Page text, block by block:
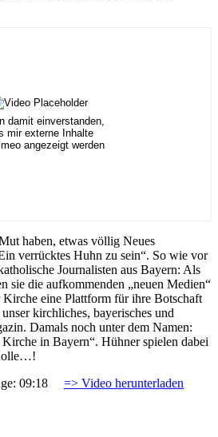
damit einverstanden,
mir externe Inhalte
angezeigt werden
haben, etwas völlig Neues
verrücktes Huhn zu sein“. So wie vor
Journalisten aus Bayern: Als
sie die aufkommenden „neuen Medien“
Kirche eine Plattform für ihre Botschaft
kirchliches, bayerisches und
Damals noch unter dem Namen:
in Bayern“. Hühner spielen dabei
09:18 => Video herunterladen